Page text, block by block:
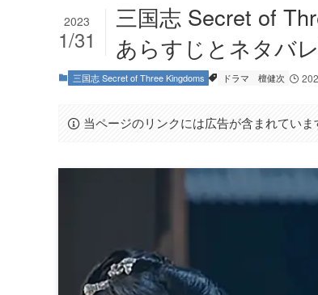
三国志 Secret of
あらすじとネタバ
2023
1/31
三国志 Secret of Three Kingdoms ドラマ 檀健次
当ページのリンクには広告が含まれていま